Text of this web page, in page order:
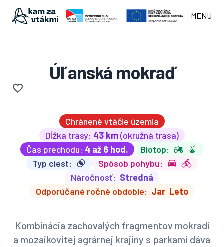
MENU
Úľanská mokraď
Chránené vtáčie územia
Dĺžka trasy: 43 km (okružná trasa)
Čas prechodu: 4 až 6 hod.
Biotop:
Typ ciest:
Spôsob pohybu:
Náročnosť: Stredná
Odporúčané ročné obdobie: Jar Leto
Kombinácia zachovalých fragmentov mokradí
a mozaikovitej agrárnej krajiny s parkami dáva